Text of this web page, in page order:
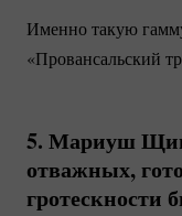
Именно такую
«Провансальский
5. Мариуш
отважных,
гротескности